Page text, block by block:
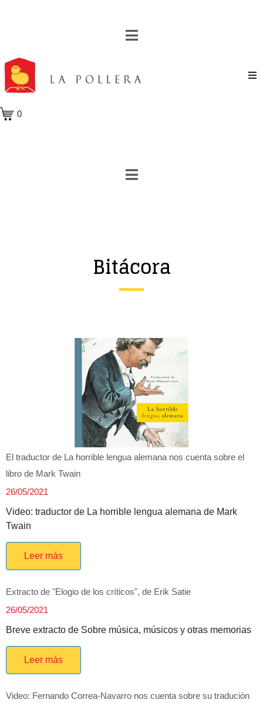
0
Bitácora
El traductor de La horrible lengua alemana nos cuenta sobre el
libro de Mark Twain
26/05/2021
Video: traductor de La horrible lengua alemana de Mark
Twain
Leer más
Extracto de "Elogio de los críticos", de Erik Satie
26/05/2021
Breve extracto de Sobre música, músicos y otras memorias
Leer más
Video: Fernando Correa-Navarro nos cuenta sobre su tradución